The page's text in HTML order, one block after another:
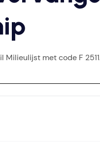
met code F